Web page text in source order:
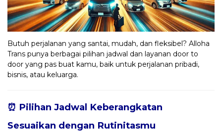
Butuh perjalanan yang santai, mudah, dan fleksibel? Alloha
Trans punya berbagai pilihan jadwal dan layanan door to
door yang pas buat kamu, baik untuk perjalanan pribadi,
bisnis, atau keluarga.
⏰ Pilihan Jadwal Keberangkatan
Sesuaikan dengan Rutinitasmu